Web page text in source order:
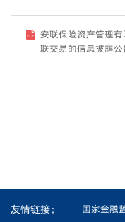
安联保险资产管理
联交易的信息披露公
友情链接： 国家金融